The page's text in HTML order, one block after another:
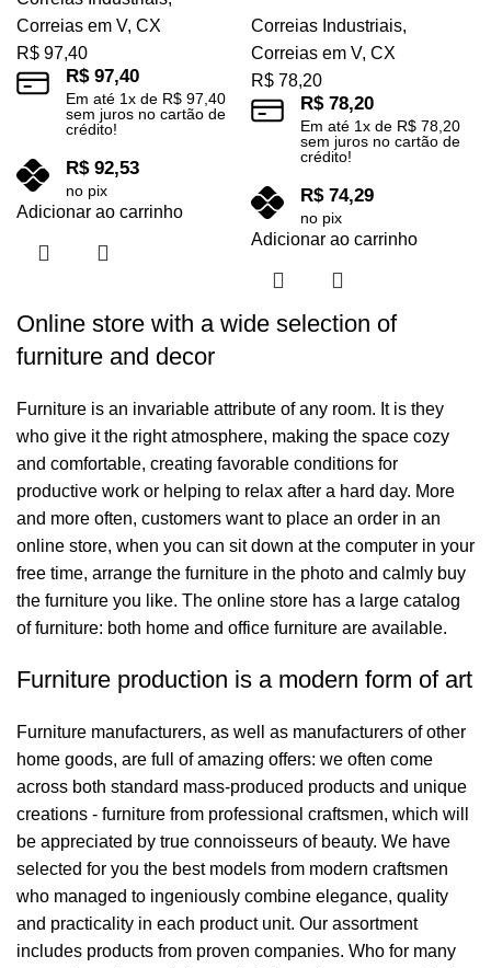
Correias em V, CX
R$ 97,40
R$97,40
Em até 1x de R$ 97,40
sem juros no cartão de
crédito!
R$92,53
no pix
Adicionar ao carrinho
Correias Industriais,
Correias em V, CX
R$ 78,20
R$78,20
Em até 1x de R$ 78,20
sem juros no cartão de
crédito!
R$74,29
no pix
Adicionar ao carrinho
Online store with a wide selection of
furniture and decor
Furniture is an invariable attribute of any room. It is they
who give it the right atmosphere, making the space cozy
and comfortable, creating favorable conditions for
productive work or helping to relax after a hard day. More
and more often, customers want to place an order in an
online store, when you can sit down at the computer in your
free time, arrange the furniture in the photo and calmly buy
the furniture you like. The online store has a large catalog
of furniture: both home and office furniture are available.
Furniture production is a modern form of art
Furniture manufacturers, as well as manufacturers of other
home goods, are full of amazing offers: we often come
across both standard mass-produced products and unique
creations - furniture from professional craftsmen, which will
be appreciated by true connoisseurs of beauty. We have
selected for you the best models from modern craftsmen
who managed to ingeniously combine elegance, quality
and practicality in each product unit. Our assortment
includes products from proven companies. Who for many